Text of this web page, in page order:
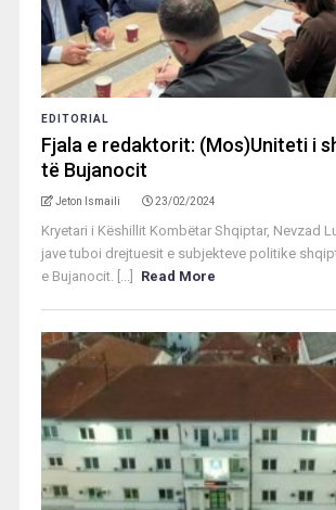
EDITORIAL
Fjala e redaktorit: (Mos)Uniteti i
të Bujanocit
Jeton Ismaili 23/02/2024
Kryetari i Këshillit Kombëtar Shqiptar, Nevzad
jave tuboi drejtuesit e subjekteve politike
e Bujanocit. [...]
Read More